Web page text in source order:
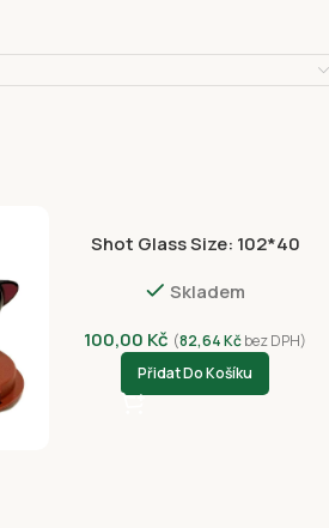
Shot Glass Size: 102*40
Skladem
100,00 Kč (82,64Kčbez DPH)
Přidat Do Košíku